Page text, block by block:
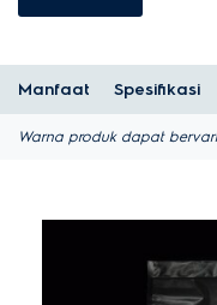
Manfaat Spesifikasi
Warna produk dapat